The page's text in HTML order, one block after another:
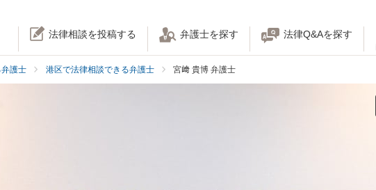
法律相談を投稿する 弁護士を探す 法律Q&Aを探す
護士 港区で法律相談できる弁護士 宮﨑 貴博 弁護士